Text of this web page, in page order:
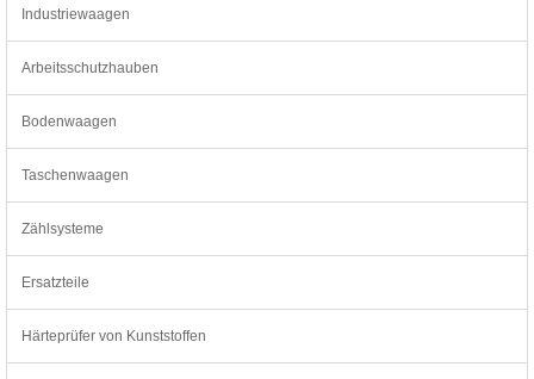
Industriewaagen
Arbeitsschutzhauben
Bodenwaagen
Taschenwaagen
Zählsysteme
Ersatzteile
Härteprüfer von Kunststoffen